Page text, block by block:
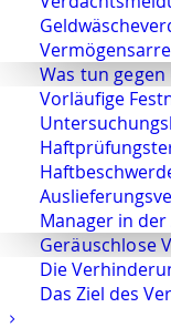
Was tun
Vorläufige
Manager in
Geräuschlose
Die
Das Ziel des
oder
frühzeitig
sichern.
Strategie
Ich bin